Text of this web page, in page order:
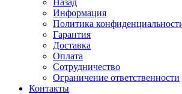
Назад
Информация
Политика
Гарантия
Доставка
Оплата
Сотрудничество
Ограничение ответственности
Контакты